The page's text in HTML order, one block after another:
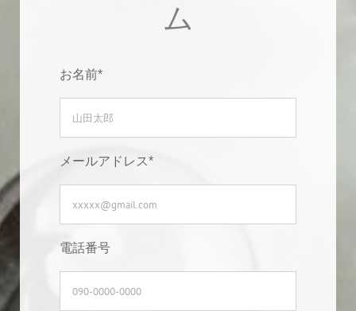
ム
お名前*
メールアドレス*
電話番号